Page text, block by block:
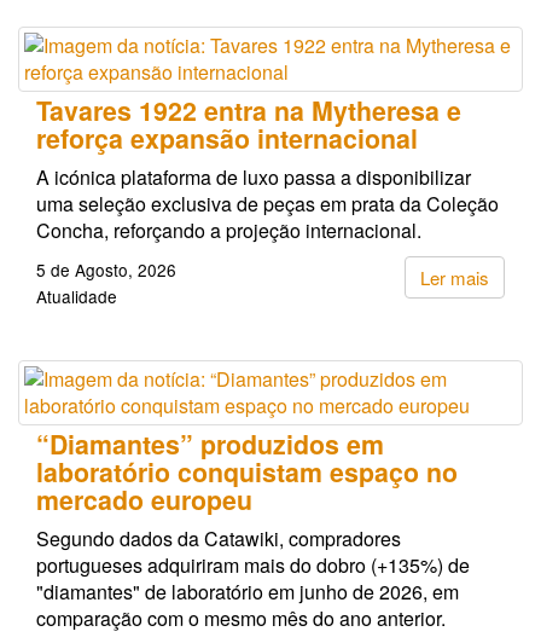
Tavares 1922 entra na Mytheresa e
reforça expansão internacional
A icónica plataforma de luxo passa a disponibilizar
uma seleção exclusiva de peças em prata da Coleção
Concha, reforçando a projeção internacional.
Ler mais
5 de Agosto, 2026
Atualidade
“Diamantes” produzidos em
laboratório conquistam espaço no
mercado europeu
Segundo dados da Catawiki, compradores
portugueses adquiriram mais do dobro (+135%) de
"diamantes" de laboratório em junho de 2026, em
comparação com o mesmo mês do ano anterior.